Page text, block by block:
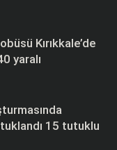
Kırıkkale’de
yaralı
15 tutuklu